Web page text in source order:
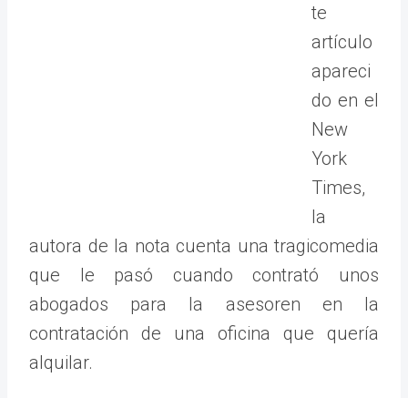
te
artículo
apareci
do en el
New
York
Times,
la
autora de la nota cuenta una tragicomedia
que le pasó cuando contrató unos
abogados para la asesoren en la
contratación de una oficina que quería
alquilar.